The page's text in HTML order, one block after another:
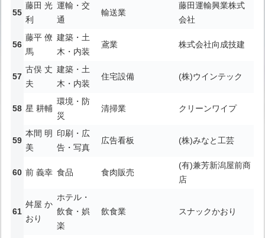
藤田 光
利
運輸・交
通
輸送業
藤田運輸興業株式
会社
藤平 僚
馬
建築・土
木・内装
鳶業 株式会社向成技建
古俣 丈
夫
建築・土
木・内装
住宅設備 (株)ウインテック
星 耕輔
環境・防
災
清掃業 クリーンワイプ
本間 明
美
印刷・広
告・写真
広告看板 (株)みなと工芸
前 義幸 食品 食肉販売
(有)兼芳新潟屋前商
店
舛屋 か
おり
ホテル・
飲食・娯
楽
飲食業 スナックかおり